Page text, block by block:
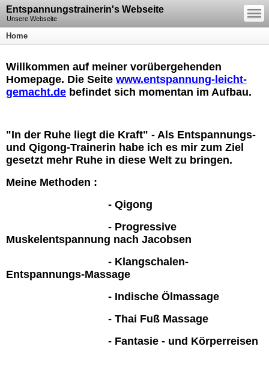
Entspannungstrainerin's Webseite
Unsere Webseite
—
—
—
Home
Willkommen auf meiner vorübergehenden
Homepage. Die Seite www.entspannung-leicht-
gemacht.de befindet sich momentan im Aufbau.
"In der Ruhe liegt die Kraft" - Als Entspannungs-
und Qigong-Trainerin habe ich es mir zum Ziel
gesetzt mehr Ruhe in diese Welt zu bringen.
Meine Methoden :
- Qigong
- Progressive
Muskelentspannung nach Jacobsen
- Klangschalen-
Entspannungs-Massage
- Indische Ölmassage
- Thai Fuß Massage
- Fantasie - und Körperreisen